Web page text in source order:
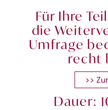
Für Ihre
die
Umfrage
recht
>>
Dauer: